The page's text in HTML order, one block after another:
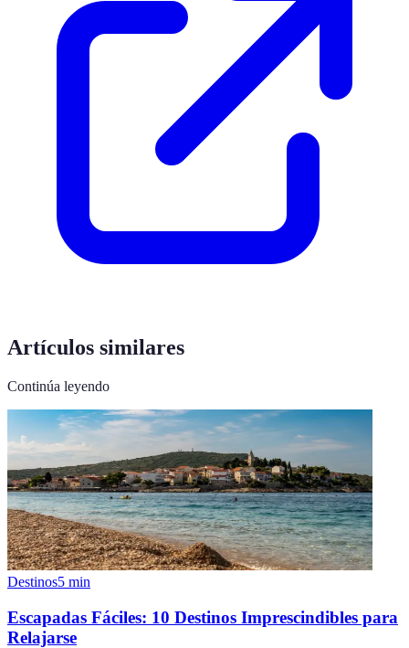
Artículos similares
Continúa leyendo
Destinos5 min
Escapadas Fáciles: 10 Destinos Imprescindibles para
Relajarse